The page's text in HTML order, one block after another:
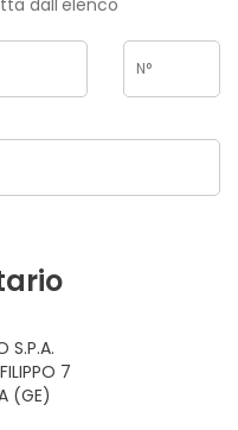
dall'elenco
S.P.A.
VIA GIOVANNI E FILIPPO 7
(GE)